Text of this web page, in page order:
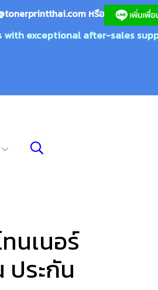
tthai.com หรือ
with exceptional after-sales
นเนอร์
ระกัน